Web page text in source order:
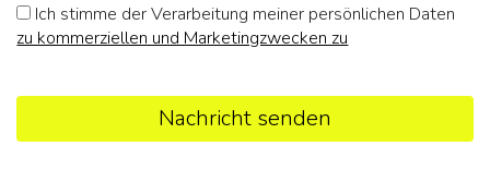
Ich stimme der Verarbeitung meiner persönlichen Daten
zu kommerziellen und Marketingzwecken zu
Nachricht senden